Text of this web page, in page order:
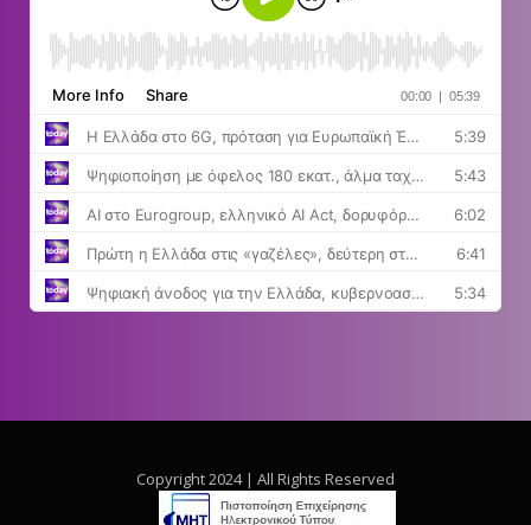
Copyright 2024 | All Rights Reserved